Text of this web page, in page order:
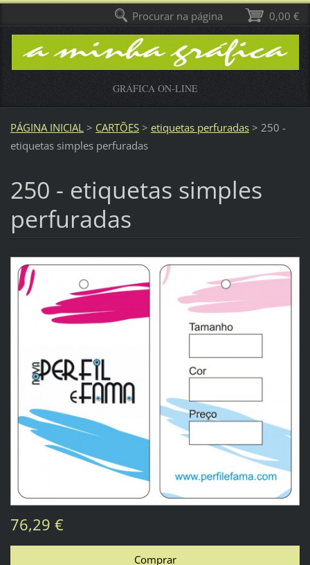
GRÁFICA ON-LINE
PÁGINA INICIAL > CARTÕES > etiquetas perfuradas > 250 -
etiquetas simples perfuradas
250 - etiquetas simples
perfuradas
76,29 €
0,00 €
Procurar na página